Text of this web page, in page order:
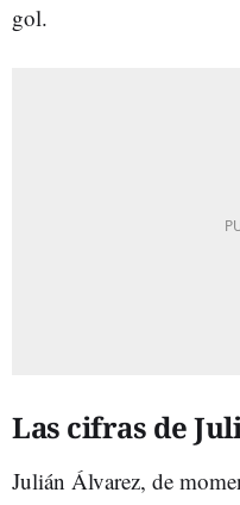
gol.
Las cifras de
Julián Álvarez, de